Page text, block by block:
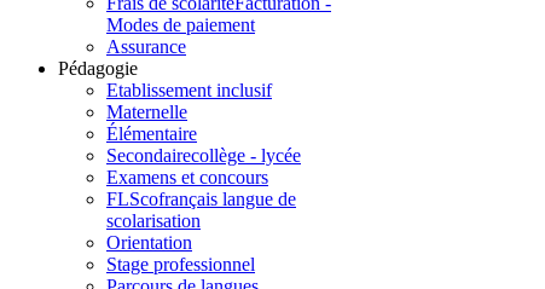
Modes de paiement
Assurance
Pédagogie
Etablissement inclusif
Maternelle
Élémentaire
Secondairecollège - lycée
Examens et concours
FLScofrançais langue de
scolarisation
Orientation
Stage professionnel